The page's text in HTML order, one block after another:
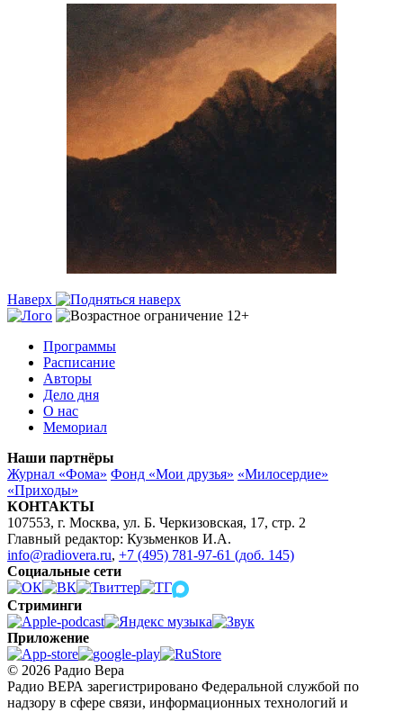
Наверх
Программы
Расписание
Авторы
Дело дня
О нас
Мемориал
Наши партнёры
Журнал «Фома» Фонд «Мои друзья» «Милосердие»
«Приходы»
КОНТАКТЫ
107553, г. Москва, ул. Б. Черкизовская, 17, стр. 2
Главный редактор: Кузьменков И.А.
info@radiovera.ru, +7 (495) 781-97-61 (доб. 145)
Социальные сети
Стриминги
Приложение
© 2026 Радио Вера
Радио ВЕРА зарегистрировано Федеральной службой по
надзору в сфере связи, информационных технологий и